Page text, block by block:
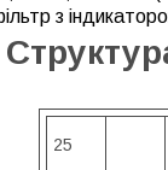
з
25